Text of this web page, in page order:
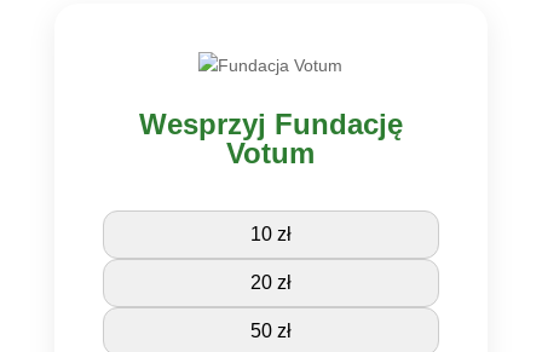
Wesprzyj Fundację
Votum
10 zł
20 zł
50 zł